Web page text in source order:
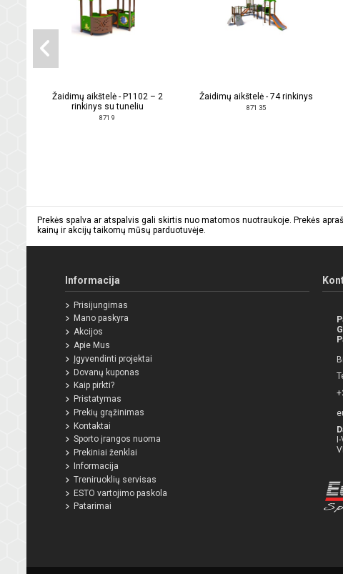
Žaidimų aikštelė - P1102 – 2
rinkinys su tuneliu
871 9
Žaidimų aikštelė - 74 rinkinys
871 35
Prekės spalva ar atspalvis gali skirtis nuo matomos nuotraukoje. Prekės
kainų ir akcijų taikomų mūsų parduotuvėje.
Informacija
Prisijungimas
Mano paskyra
Akcijos
Apie Mus
Įgyvendinti projektai
Dovanų kuponas
Kaip pirkti?
Pristatymas
Prekių grąžinimas
Kontaktai
Sporto įrangos nuoma
Prekiniai ženklai
Informacija
Treniruoklių servisas
ESTO vartojimo paskola
Patarimai